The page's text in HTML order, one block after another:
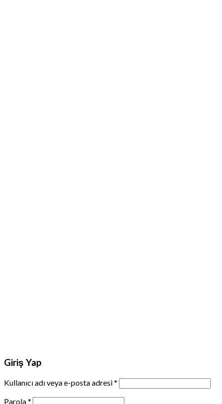
Giriş Yap
Kullanıcı adı veya e-posta adresi*
Parola*